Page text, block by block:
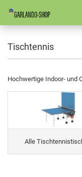
Tischtennis
Hochwertige Indoor- und
Alle